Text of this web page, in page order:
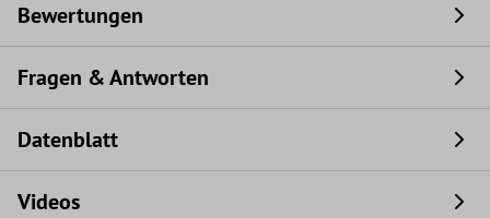
Bewertungen
Fragen & Antworten
Datenblatt
Videos